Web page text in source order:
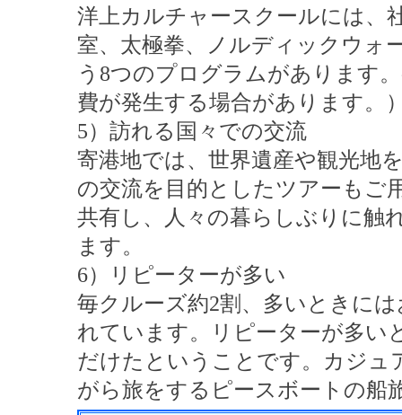
洋上カルチャースクールには、
室、太極拳、ノルディックウォ
う8つのプログラムがあります
費が発生する場合があります。
5）訪れる国々での交流
寄港地では、世界遺産や観光地
の交流を目的としたツアーもご
共有し、人々の暮らしぶりに触
ます。
6）リピーターが多い
毎クルーズ約2割、多いときに
れています。リピーターが多い
だけたということです。カジュ
がら旅をするピースボートの船